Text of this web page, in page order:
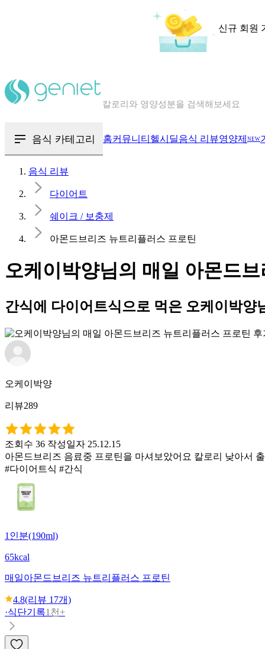
신규 회원
혈당 · 다이어트 음식 검색해보세요
음식 카테고리 홈커뮤니티 헬시딜음식 리뷰영양제 NEW
음식 리뷰
다이어트
쉐이크 / 보충제
아몬드브리즈 뉴트리플러스 프로틴
오케이박양님의 매일 아몬드
간식에 다이어트식으로 먹은 오케이박
오케이박양
리뷰289
조회수 36 작성일자 25.12.15
아몬드브리즈 음료중 프로틴을 마셔보았어요 칼로리 낮아서
#다이어트식 #간식
1인분(190ml)
65kcal
매일아몬드브리즈 뉴트리플러스 프로틴
4.8(리뷰 17개)
·식단기록1천+